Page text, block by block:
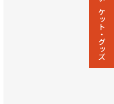
チケット・グッズ